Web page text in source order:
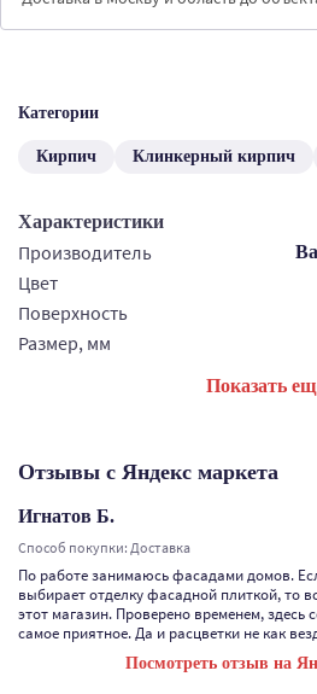
Категории
Кирпич Клинкерный кирпич
Характеристики
Производитель
Цвет
Поверхность
Размер, мм
Показать
Отзывы с Яндекс маркета
Игнатов Б.
Способ покупки: Доставка
По работе занимаюсь фасадами домов.
выбирает отделку фасадной плиткой, то
этот магазин. Проверено временем, здесь
самое приятное. Да и расцветки не как
Посмотреть отзыв на